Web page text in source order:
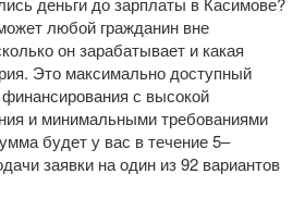
любой гражданин вне
он зарабатывает и какая
Это максимально доступный
с высокой
и минимальными требованиями
будет у вас в течение 5–
заявки на один из 92 вариантов